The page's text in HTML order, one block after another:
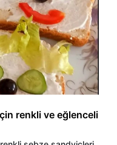
renkli ve eğlenceli